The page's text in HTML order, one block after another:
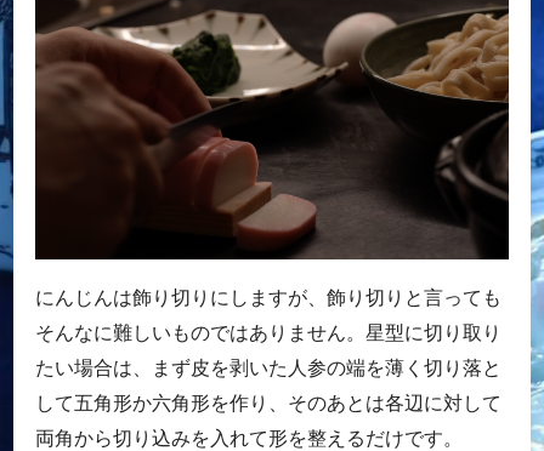
にんじんは飾り切りにしますが、飾り切りと言っても
そんなに難しいものではありません。星型に切り取り
たい場合は、まず皮を剥いた人参の端を薄く切り落と
して五角形か六角形を作り、そのあとは各辺に対して
両角から切り込みを入れて形を整えるだけです。